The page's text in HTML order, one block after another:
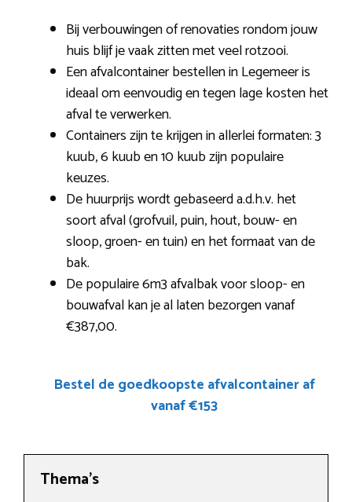
Bij verbouwingen of renovaties rondom jouw
huis blijf je vaak zitten met veel rotzooi.
Een afvalcontainer bestellen in Legemeer is
ideaal om eenvoudig en tegen lage kosten het
afval te verwerken.
Containers zijn te krijgen in allerlei formaten: 3
kuub, 6 kuub en 10 kuub zijn populaire
keuzes.
De huurprijs wordt gebaseerd a.d.h.v. het
soort afval (grofvuil, puin, hout, bouw- en
sloop, groen- en tuin) en het formaat van de
bak.
De populaire 6m3 afvalbak voor sloop- en
bouwafval kan je al laten bezorgen vanaf
€387,00.
Bestel de goedkoopste afvalcontainer af
vanaf €153
Thema’s